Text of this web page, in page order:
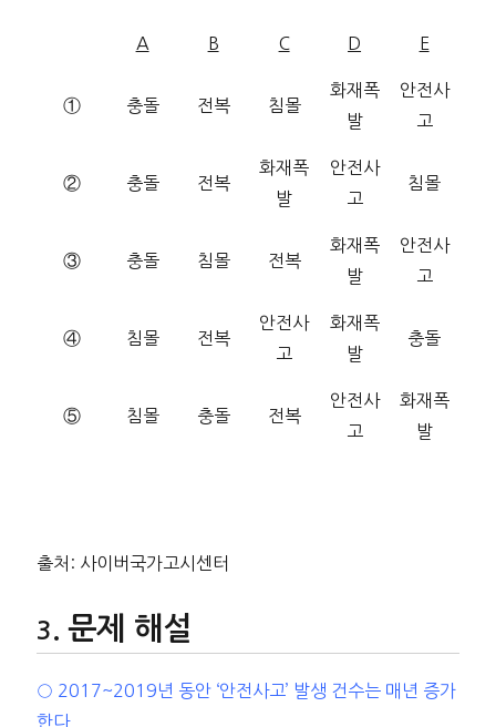
A B C D E
① 충돌 전복 침몰
화재폭
발
안전사
고
② 충돌 전복
화재폭
발
안전사
고
침몰
③ 충돌 침몰 전복
화재폭
발
안전사
고
④ 침몰 전복
안전사
고
화재폭
발
충돌
⑤ 침몰 충돌 전복
안전사
고
화재폭
발
출처: 사이버국가고시센터
문제 해설
○ 2017~2019년 동안 ‘안전사고’ 발생 건수는 매년 증가
한다.